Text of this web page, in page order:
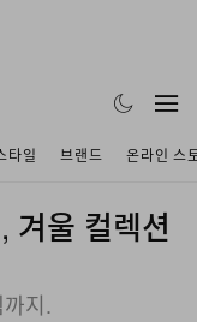
타일 브랜드 온라인 스
겨울 컬렉션
지.